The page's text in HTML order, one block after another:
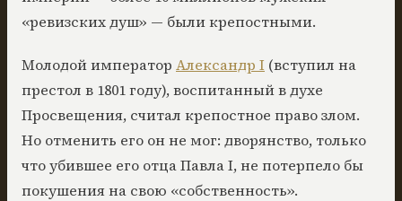
«ревизских душ» — были крепостными.
Молодой император Александр I (вступил на
престол в 1801 году), воспитанный в духе
Просвещения, считал крепостное право злом.
Но отменить его он не мог: дворянство, только
что убившее его отца Павла I, не потерпело бы
покушения на свою «собственность».